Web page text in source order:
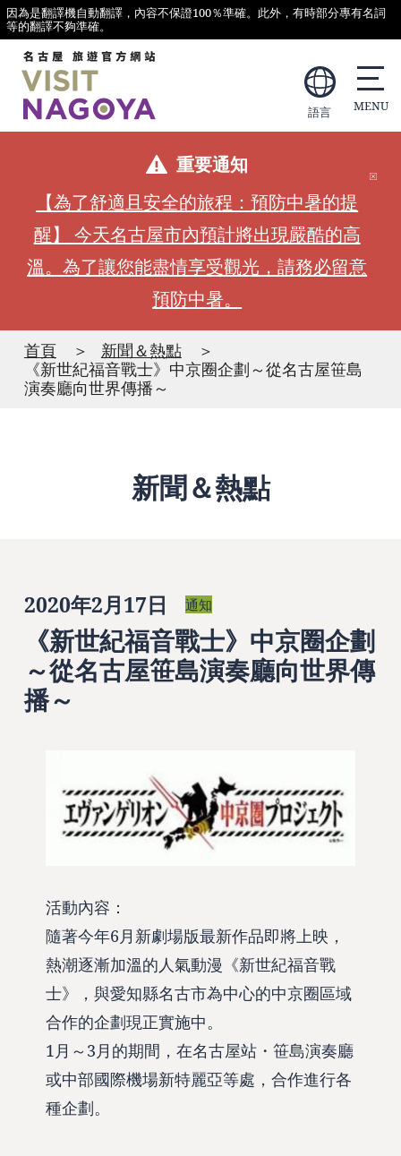
因為是翻譯機自動翻譯，內容不保證100％準確。此外，有時部分專有名詞
等的翻譯不夠準確。
語言
重要通知
【為了舒適且安全的旅程：預防中暑的提
醒】 今天名古屋市內預計將出現嚴酷的高
溫。為了讓您能盡情享受觀光，請務必留意
預防中暑。
首頁
新聞＆熱點
《新世紀福音戰士》中京圈企劃～從名古屋笹島
演奏廳向世界傳播～
新聞＆熱點
2020年2月17日 通知
《新世紀福音戰士》中京圈企劃
～從名古屋笹島演奏廳向世界傳
播～
活動內容：
隨著今年6月新劇場版最新作品即將上映，
熱潮逐漸加溫的人氣動漫《新世紀福音戰
士》，與愛知縣名古市為中心的中京圈區域
合作的企劃現正實施中。
1月～3月的期間，在名古屋站・笹島演奏廳
或中部國際機場新特麗亞等處，合作進行各
種企劃。